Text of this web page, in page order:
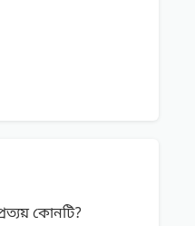
কোনটি?